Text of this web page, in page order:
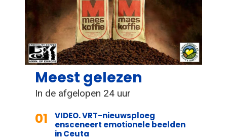
Meest gelezen
In de afgelopen 24 uur
01
VIDEO. VRT-nieuwsploeg
ensceneert emotionele beelden
in Ceuta